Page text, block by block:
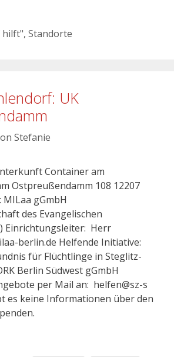
hilft", Standorte
UK
Stefanie
Container am
Ostpreußendamm 108 12207
gGmbH
des Evangelischen
Einrichtungsleiter: Herr
berlin.de Helfende Initiative:
für Flüchtlinge in Steglitz-
Berlin Südwest gGmbH
per Mail an: helfen@sz-s
es keine Informationen über den